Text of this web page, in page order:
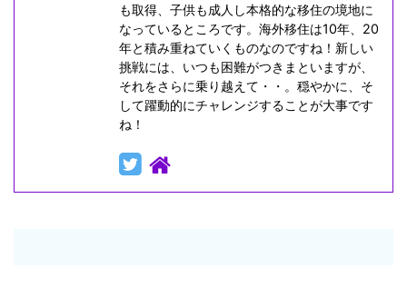
も取得、子供も成人し本格的な移住の境地に
なっているところです。海外移住は10年、20
年と積み重ねていくものなのですね！新しい
挑戦には、いつも困難がつきまといますが、
それをさらに乗り越えて・・。穏やかに、そ
して躍動的にチャレンジすることが大事です
ね！